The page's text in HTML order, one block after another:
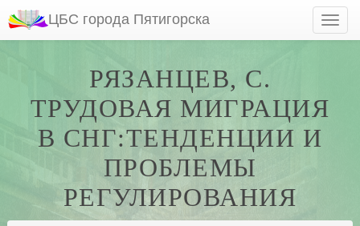
ЦБС города Пятигорска
РЯЗАНЦЕВ, С.
ТРУДОВАЯ МИГРАЦИЯ
В СНГ:ТЕНДЕНЦИИ И
ПРОБЛЕМЫ
РЕГУЛИРОВАНИЯ